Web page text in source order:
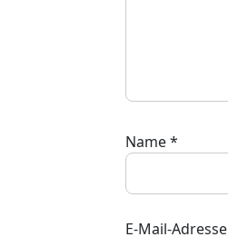
Name*
E-Mail-Adresse